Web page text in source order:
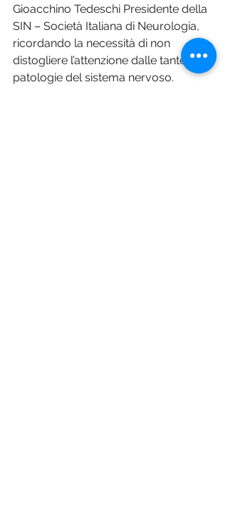
Gioacchino Tedeschi Presidente della
SIN – Società Italiana di Neurologia,
ricordando la necessità di non
distogliere l’attenzione dalle tante
patologie del sistema nervoso.